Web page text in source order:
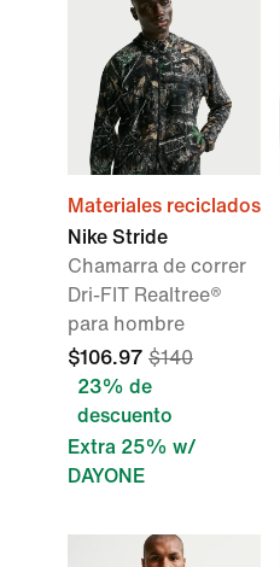
Materiales reciclados
Nike Stride
Chamarra de correr
Dri-FIT Realtree®
para hombre
$106.97 $140
23% de
descuento
Extra 25% w/
DAYONE